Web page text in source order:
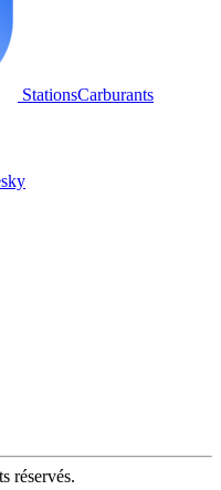
StationsCarburants
réservés.